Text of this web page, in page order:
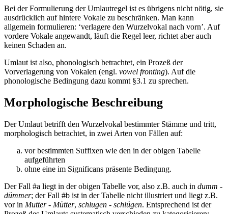
Bei der Formulierung der Umlautregel ist es übrigens nicht nötig, sie
ausdrücklich auf hintere Vokale zu beschränken. Man kann
allgemein formulieren: ‘verlagere den Wurzelvokal nach vorn’. Auf
vordere Vokale angewandt, läuft die Regel leer, richtet aber auch
keinen Schaden an.
Umlaut ist also, phonologisch betrachtet, ein Prozeß der
Vorverlagerung von Vokalen (engl. vowel fronting). Auf die
phonologische Bedingung dazu kommt §3.1 zu sprechen.
Morphologische Beschreibung
Der Umlaut betrifft den Wurzelvokal bestimmter Stämme und tritt,
morphologisch betrachtet, in zwei Arten von Fällen auf:
vor bestimmten Suffixen wie den in der obigen Tabelle
aufgeführten
ohne eine im Significans präsente Bedingung.
Der Fall #a liegt in der obigen Tabelle vor, also z.B. auch in dumm -
dümmer; der Fall #b ist in der Tabelle nicht illustriert und liegt z.B.
vor in Mutter - Mütter, schlugen - schlügen. Entsprechend ist der